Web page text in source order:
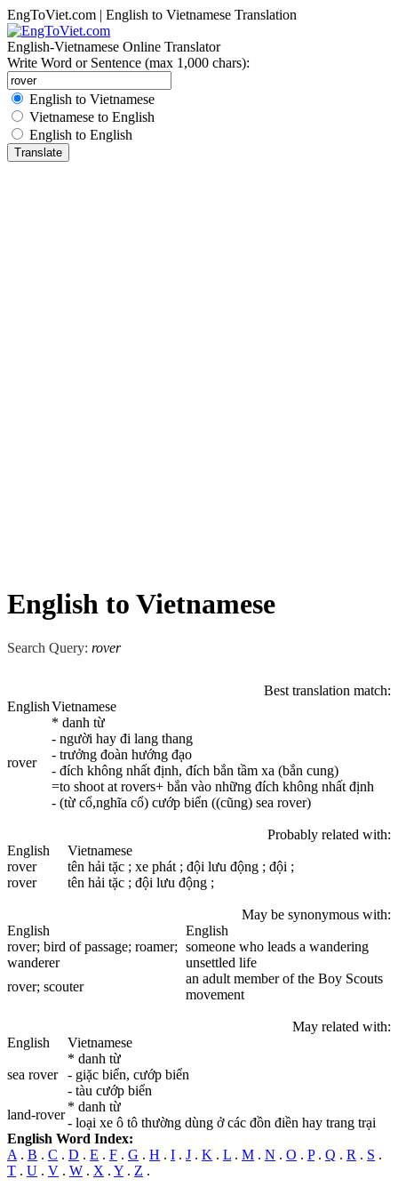
EngToViet.com | English to Vietnamese Translation
English-Vietnamese Online Translator
Write Word or Sentence (max 1,000 chars):
English to Vietnamese
Vietnamese to English
English to English
English to Vietnamese
Search Query: rover
Best translation match:
EnglishVietnamese
rover
* danh từ
- người hay đi lang thang
- trưởng đoàn hướng đạo
- đích không nhất định, đích bắn tầm xa (bắn cung)
=to shoot at rovers+ bắn vào những đích không nhất định
- (từ cổ,nghĩa cổ) cướp biển ((cũng) sea rover)
Probably related with:
English
Vietnamese
rover
tên hải tặc ; xe phát ; đội lưu động ; đội ;
rover
tên hải tặc ; đội lưu động ;
May be synonymous with:
English
English
rover; bird of passage; roamer;
wanderer
someone who leads a wandering
unsettled life
rover; scouter
an adult member of the Boy Scouts
movement
May related with:
English
Vietnamese
sea rover
* danh từ
- giặc biển, cướp biển
- tàu cướp biển
land-rover
* danh từ
- loại xe ô tô thường dùng ở các đồn điền hay trang trại
English Word Index:
A . B . C . D . E . F . G . H . I . J . K . L . M . N . O . P. Q . R . S .
T . U . V . W . X . Y . Z .